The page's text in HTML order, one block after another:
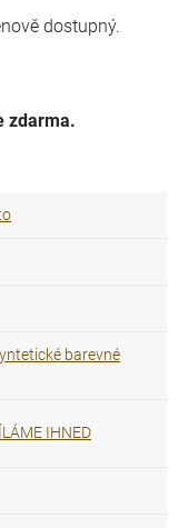
dostupný.
zdarma.
barevné
IHNED